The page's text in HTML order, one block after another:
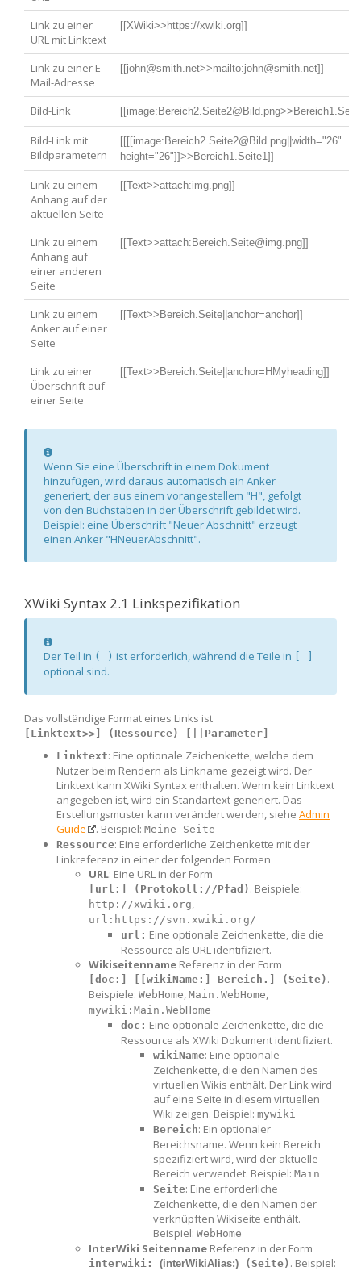
Link zu einer
URL mit Linktext
[[XWiki>>https://xwiki.org]]
Link zu einer E-
Mail-Adresse
[[john@smith.net>>mailto:john@smith.net]]
Bild-Link
Bild-Link mit
Bildparametern
[[[[image:Bereich2.Seite2@Bild.png||width="26"
height="26"]]>>Bereich1.Seite1]]
Link zu einem
Anhang auf der
aktuellen Seite
[[Text>>attach:img.png]]
Link zu einem
Anhang auf
einer anderen
Seite
[[Text>>attach:Bereich.Seite@img.png]]
Link zu einem
Anker auf einer
Seite
[[Text>>Bereich.Seite||anchor=anchor]]
Link zu einer
Überschrift auf
einer Seite
[[Text>>Bereich.Seite||anchor=HMyheading]]
Information
Wenn Sie eine Überschrift in einem Dokument
hinzufügen, wird daraus automatisch ein Anker
generiert, der aus einem vorangestellem "H", gefolgt
von den Buchstaben in der Überschrift gebildet wird.
Beispiel: eine Überschrift "Neuer Abschnitt" erzeugt
einen Anker "HNeuerAbschnitt".
XWiki Syntax 2.1 Linkspezifikation
Information
Der Teil in ( ) ist erforderlich, während die Teile in [ ]
optional sind.
Das vollständige Format eines Links ist
[Linktext>>] (Ressource) [||Parameter]
Linktext: Eine optionale Zeichenkette, welche dem
Nutzer beim Rendern als Linkname gezeigt wird. Der
Linktext kann XWiki Syntax enthalten. Wenn kein Linktext
angegeben ist, wird ein Standartext generiert. Das
Erstellungsmuster kann verändert werden, siehe Admin
Guide
. Beispiel: Meine Seite
Ressource: Eine erforderliche Zeichenkette mit der
Linkreferenz in einer der folgenden Formen
URL: Eine URL in der Form
[url:] (Protokoll://Pfad) . Beispiele:
http://xwiki.org
url:https://svn.xwiki.org/
url: Eine optionale Zeichenkette, die die
Ressource als URL identifiziert.
Wikiseitenname Referenz in der Form
[doc:] [[wikiName:] Bereich.] (Seite) .
Beispiele: WebHome Main.WebHome
mywiki:Main.WebHome
doc: Eine optionale Zeichenkette, die die
Ressource als XWiki Dokument identifiziert.
wikiName: Eine optionale
Zeichenkette, die den Namen des
virtuellen Wikis enthält. Der Link wird
auf eine Seite in diesem virtuellen
Wiki zeigen. Beispiel: mywiki
Bereich: Ein optionaler
Bereichsname. Wenn kein Bereich
spezifiziert wird, wird der aktuelle
Bereich verwendet. Beispiel: Main
Seite: Eine erforderliche
Zeichenkette, die den Namen der
verknüpften Wikiseite enthält.
Beispiel: WebHome
InterWiki Seitenname Referenz in der Form
interwiki: (interWikiAlias:) (Seite) . Beispiel: